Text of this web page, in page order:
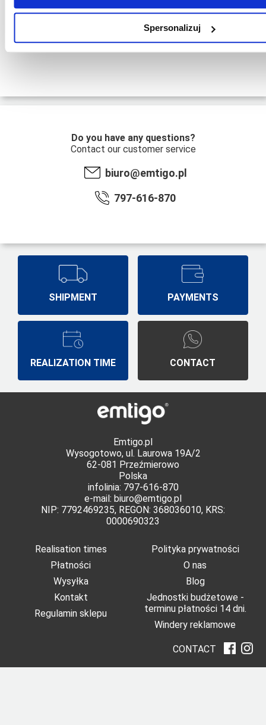
Spersonalizuj
Do you have any questions?
Contact our customer service
biuro@emtigo.pl
797-616-870
SHIPMENT PAYMENTS
REALIZATION TIME CONTACT
Emtigo.pl
Wysogotowo, ul. Laurowa 19A/2
62-081 Przeźmierowo
Polska
infolinia: 797-616-870
e-mail: biuro@emtigo.pl
NIP: 7792469235, REGON: 368036010, KRS:
0000690323
Realisation times
Płatności
Wysyłka
Kontakt
Regulamin sklepu
Polityka prywatności
O nas
Blog
Jednostki budżetowe -
terminu płatności 14 dni.
Windery reklamowe
CONTACT